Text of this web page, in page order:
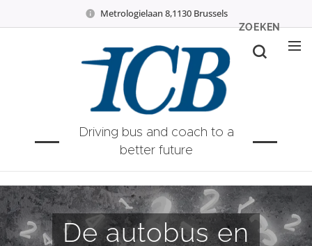
Metrologielaan 8,1130 Brussels
Driving bus and coach to a
better future
ZOEKEN
De autobus en